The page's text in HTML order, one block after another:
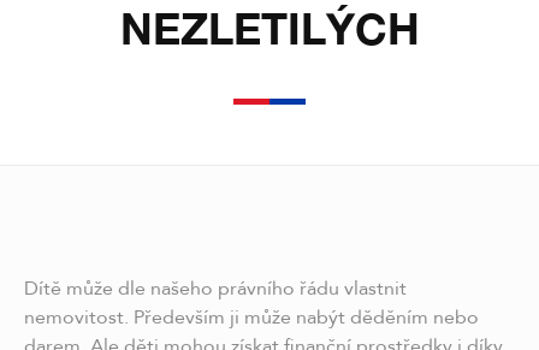
NEZLETILÝCH
Dítě může dle našeho právního řádu vlastnit
nemovitost. Především ji může nabýt děděním nebo